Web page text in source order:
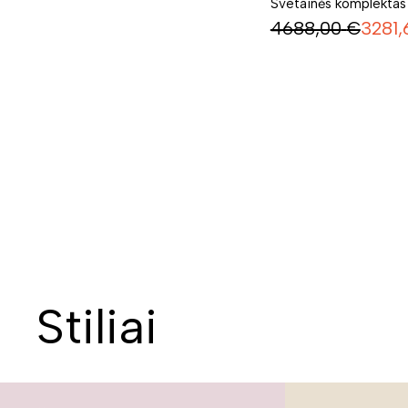
Svetainės komplektas
4688,00 €
Stiliai